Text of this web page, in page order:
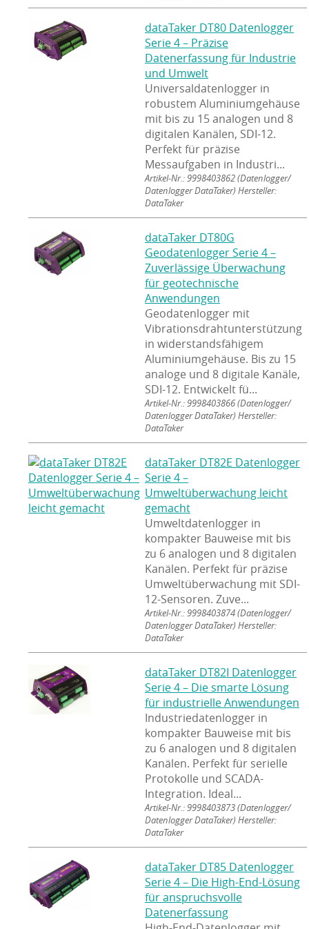
dataTaker DT80 Datenlogger
Serie 4 – Präzise
Datenerfassung für Industrie
und Umwelt
Universaldatenlogger in
robustem Aluminiumgehäuse
mit bis zu 15 analogen und 8
digitalen Kanälen, SDI-12.
Perfekt für präzise
Messaufgaben in Industri...
Artikel-Nr.: 9998403862(Datenlogger/
Datenlogger DataTaker) Hersteller:
DataTaker
dataTaker DT80G
Geodatenlogger Serie 4 –
Zuverlässige Überwachung
für geotechnische
Anwendungen
Geodatenlogger mit
Vibrationsdrahtunterstützung
in widerstandsfähigem
Aluminiumgehäuse. Bis zu 15
analoge und 8 digitale Kanäle,
SDI-12. Entwickelt fü...
Artikel-Nr.: 9998403866(Datenlogger/
Datenlogger DataTaker) Hersteller:
DataTaker
dataTaker DT82E Datenlogger
Serie 4 –
Umweltüberwachung leicht
gemacht
Umweltdatenlogger in
kompakter Bauweise mit bis
zu 6 analogen und 8 digitalen
Kanälen. Perfekt für präzise
Umweltüberwachung mit SDI-
12-Sensoren. Zuve...
Artikel-Nr.: 9998403874(Datenlogger/
Datenlogger DataTaker) Hersteller:
DataTaker
dataTaker DT82I Datenlogger
Serie 4 – Die smarte Lösung
für industrielle Anwendungen
Industriedatenlogger in
kompakter Bauweise mit bis
zu 6 analogen und 8 digitalen
Kanälen. Perfekt für serielle
Protokolle und SCADA-
Integration. Ideal...
Artikel-Nr.: 9998403873(Datenlogger/
Datenlogger DataTaker) Hersteller:
DataTaker
dataTaker DT85 Datenlogger
Serie 4 – Die High-End-Lösung
für anspruchsvolle
Datenerfassung